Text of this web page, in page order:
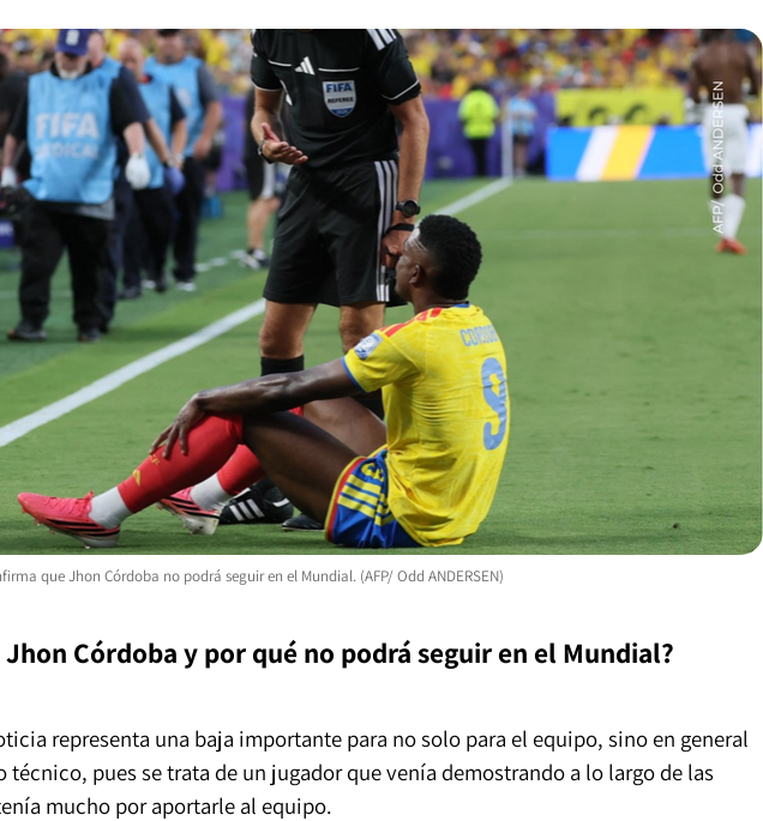
que Jhon Córdoba no podrá seguir en el Mundial. (AFP/ Odd ANDERSEN)
Jhon Córdoba y por qué no podrá seguir en el Mundial?
representa una baja importante para no solo para el equipo, sino en general
técnico, pues se trata de un jugador que venía demostrando a lo largo de las
mucho por aportarle al equipo.